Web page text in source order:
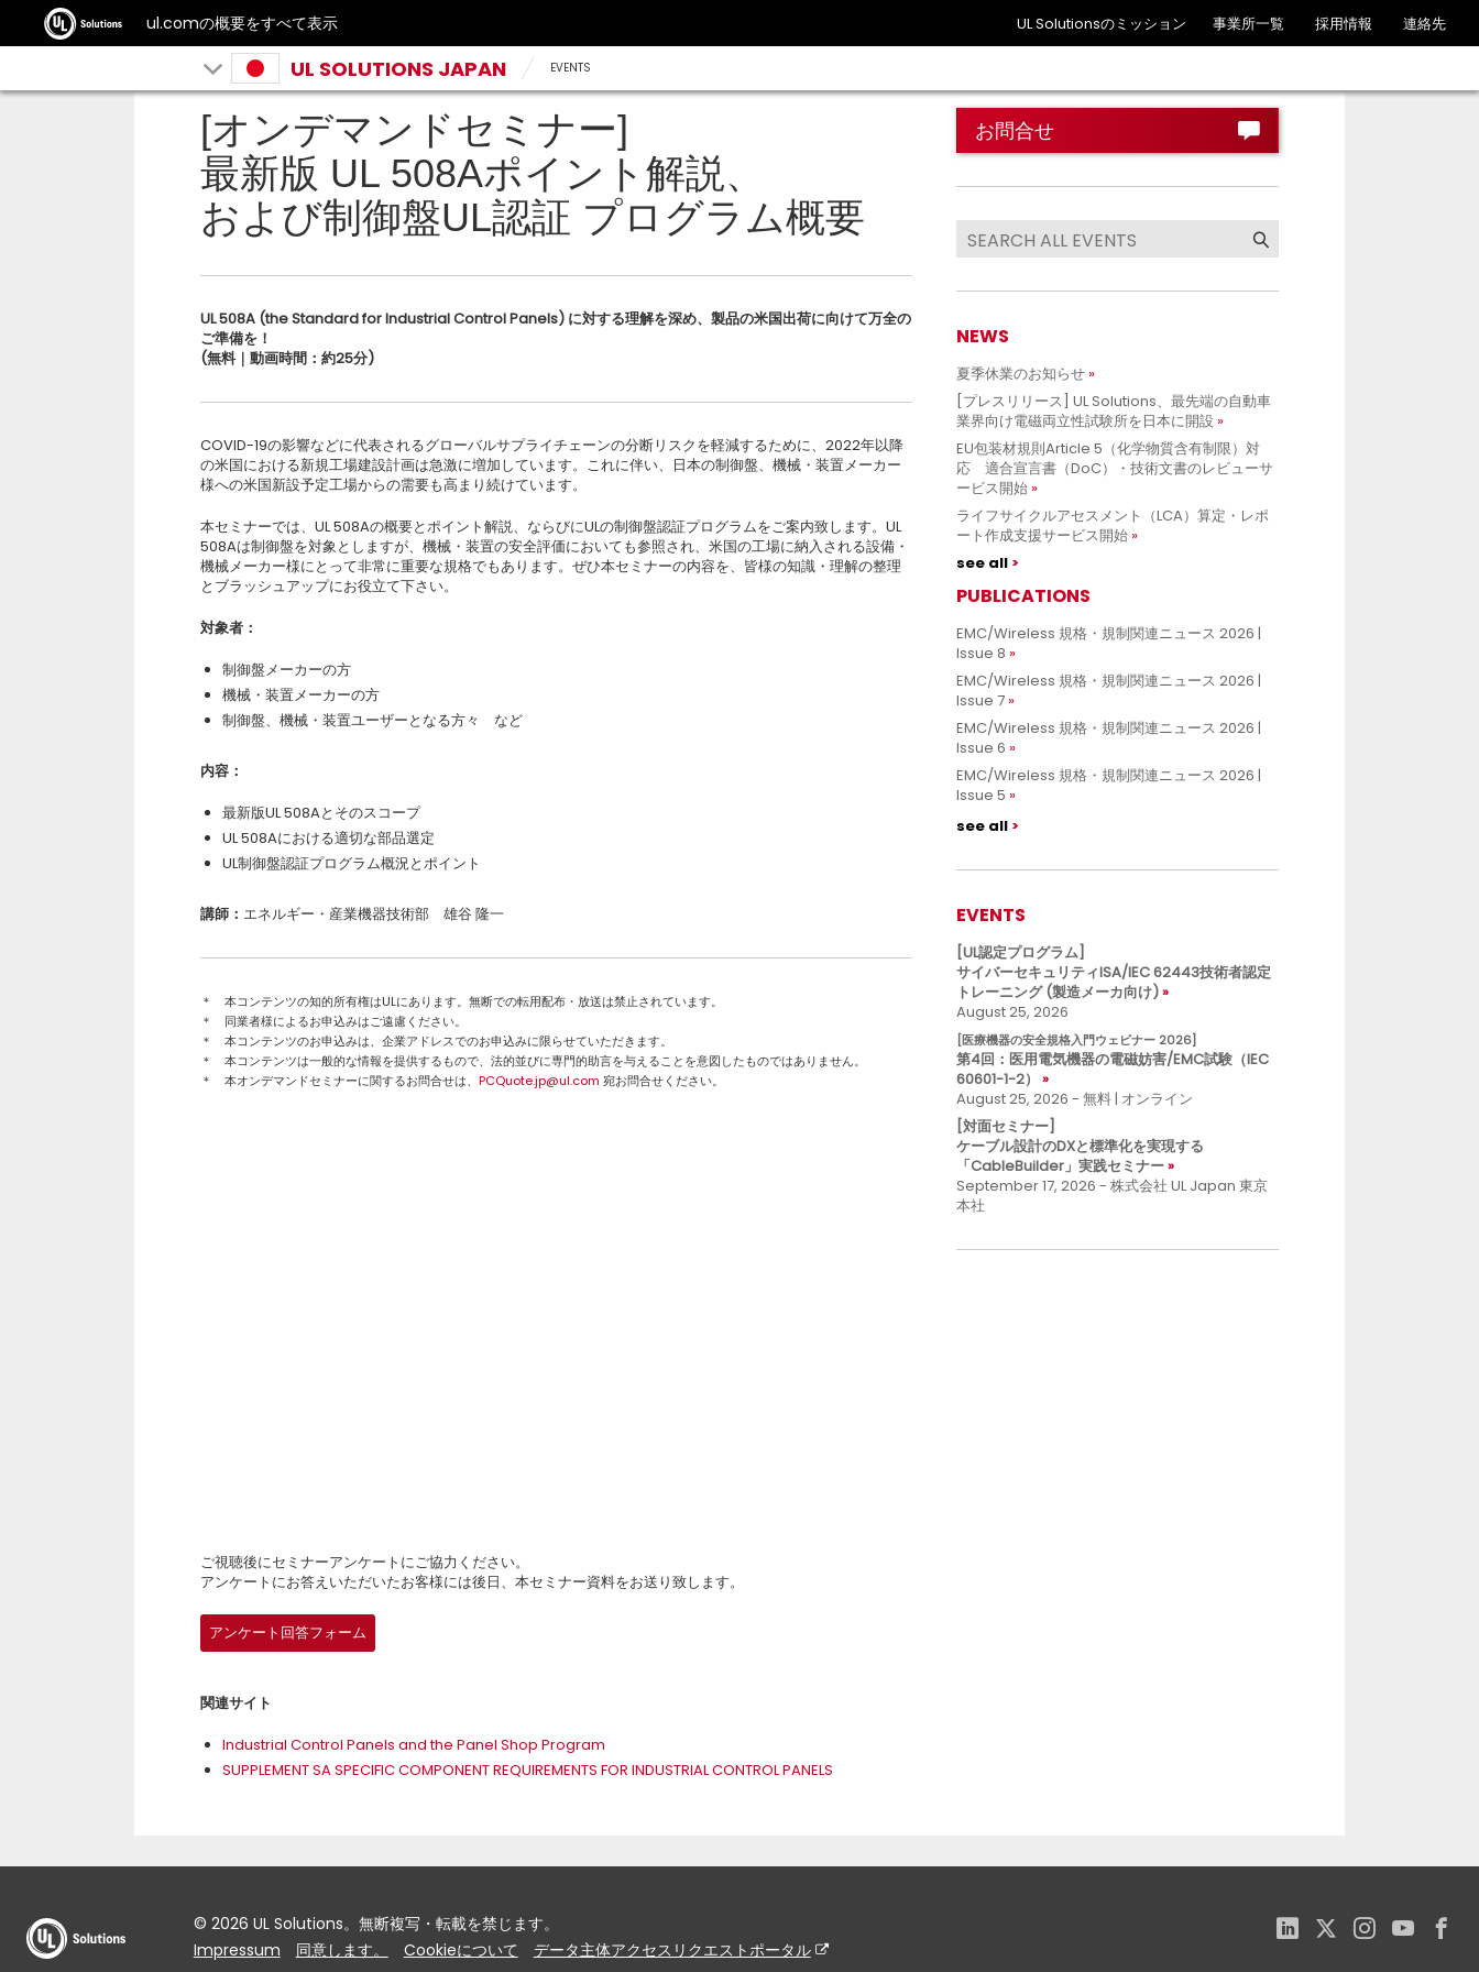
ul.comの概要をすべて表示 UL Solutionsのミッション 事業所一覧 採用情報 連絡先
UL SOLUTIONS JAPAN EVENTS
[オンデマンドセミナー]
最新版 UL 508Aポイント解説、
および制御盤UL認証 プログラム概要
UL 508A (the Standard for Industrial Control Panels) に対する理解を深め、製品の米国出荷に向けて万全の
ご準備を！
(無料｜動画時間：約25分)
COVID-19の影響などに代表されるグローバルサプライチェーンの分断リスクを軽減するために、2022年以降
の米国における新規工場建設計画は急激に増加しています。これに伴い、日本の制御盤、機械・装置メーカー
様への米国新設予定工場からの需要も高まり続けています。
本セミナーでは、UL 508Aの概要とポイント解説、ならびにULの制御盤認証プログラムをご案内致します。UL
508Aは制御盤を対象としますが、機械・装置の安全評価においても参照され、米国の工場に納入される設備・
機械メーカー様にとって非常に重要な規格でもあります。ぜひ本セミナーの内容を、皆様の知識・理解の整理
とブラッシュアップにお役立て下さい。
対象者：
制御盤メーカーの方
機械・装置メーカーの方
制御盤、機械・装置ユーザーとなる方々 など
内容：
最新版UL 508Aとそのスコープ
UL 508Aにおける適切な部品選定
UL制御盤認証プログラム概況とポイント
講師： エネルギー・産業機器技術部 雄谷 隆一
＊ 本コンテンツの知的所有権はULにあります。無断での転用配布・放送は禁止されています。
＊ 同業者様によるお申込みはご遠慮ください。
＊ 本コンテンツのお申込みは、企業アドレスでのお申込みに限らせていただきます。
＊ 本コンテンツは一般的な情報を提供するもので、法的並びに専門的助言を与えることを意図したものではありません。
＊ 本オンデマンドセミナーに関するお問合せは、 PCQuote.jp@ul.com 宛お問合せください。
ご視聴後にセミナーアンケートにご協力ください。
アンケートにお答えいただいたお客様には後日、本セミナー資料をお送り致します。
アンケート回答フォーム
関連サイト
Industrial Control Panels and the Panel Shop Program
SUPPLEMENT SA SPECIFIC COMPONENT REQUIREMENTS FOR INDUSTRIAL CONTROL PANELS
お問合せ
NEWS
夏季休業のお知らせ
[プレスリリース] UL Solutions、最先端の自動車
業界向け電磁両立性試験所を日本に開設
EU包装材規則Article 5（化学物質含有制限）対
応 適合宣言書（DoC）・技術文書のレビューサ
ービス開始
ライフサイクルアセスメント（LCA）算定・レポ
ート作成支援サービス開始
see all
PUBLICATIONS
EMC/Wireless 規格・規制関連ニュース 2026 |
Issue 8
EMC/Wireless 規格・規制関連ニュース 2026 |
Issue 7
EMC/Wireless 規格・規制関連ニュース 2026 |
Issue 6
EMC/Wireless 規格・規制関連ニュース 2026 |
Issue 5
see all
EVENTS
[UL認定プログラム]
サイバーセキュリティISA/IEC 62443技術者認定
トレーニング (製造メーカ向け)
August 25, 2026
[医療機器の安全規格入門ウェビナー 2026]
第4回：医用電気機器の電磁妨害/EMC試験（IEC
60601-1-2）
August 25, 2026 - 無料 | オンライン
[対面セミナー]
ケーブル設計のDXと標準化を実現する
「CableBuilder」実践セミナー
September 17, 2026 - 株式会社 UL Japan 東京
本社
© 2026 UL Solutions。無断複写・転載を禁じます。
Impressum
同意します。 Cookieについて データ主体アクセスリクエストポータル